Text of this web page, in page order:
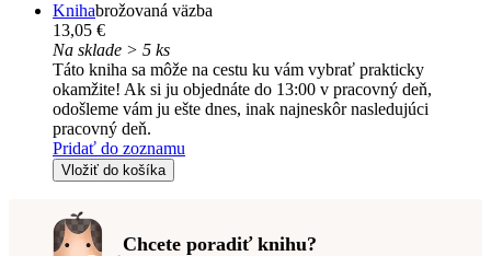
Knihabrožovaná väzba
13,05 €
Na sklade > 5 ks
Táto kniha sa môže na cestu ku vám vybrať prakticky
okamžite! Ak si ju objednáte do 13:00 v pracovný deň,
odošleme vám ju ešte dnes, inak najneskôr nasledujúci
pracovný deň.
Pridať do zoznamu
Vložiť do košíka
Chcete poradiť knihu?